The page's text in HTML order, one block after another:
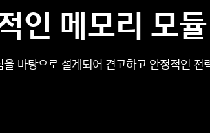
인 메모리 모
바탕으로 설계되어 견고하고 안정적인 전